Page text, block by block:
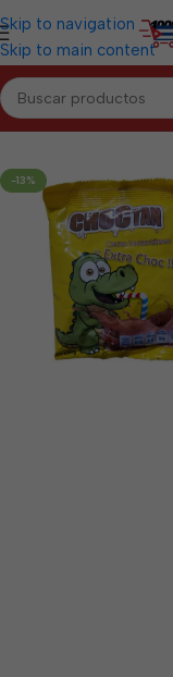
Skip to navigation
Skip to main content
Inicio/CAMAGÜEY/
-13%